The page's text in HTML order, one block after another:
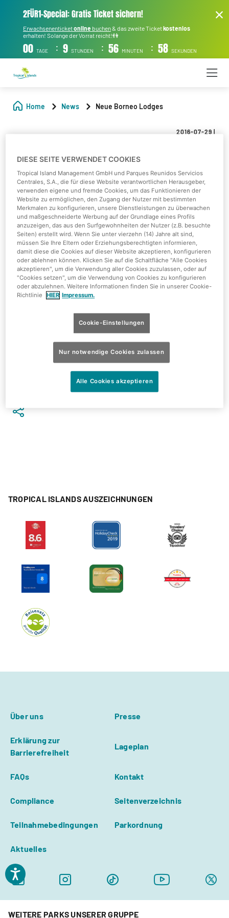
2FÜR1-Special: Gratis Ticket sichern!
Erwachsenenticketonline buchen& das zweite Ticketkostenlos
erhalten! Solange der Vorrat reicht!👫
00 TAGE : 9 STUNDEN : 56 MINUTEN : 58 SEKUNDEN
Home News Neue Borneo Lodges
2016-07-29
Neue Borneo Lodges
Den Beitrag teilen
Seit Juli haben wir unsere neuen Borneo Lodges für die
Vermietung freigegeben!
Sie erweitern unsere Kapazitäten in der Kategorie
"Premium Familienzimmer". Die erhöhte Lage durch die
Pfahlbauart eröffnet eine sehr schöne Aussicht - z. B. auf
den Pasar Foodmarket - so dass Sie als
Übernachtungsgast über dem Geschehen thronen.
TROPICAL ISLANDS AUSZEICHNUNGEN
Über uns Presse
Erklärung zur
Barrierefreiheit
Lageplan
FAQs Kontakt
Compliance Seitenverzeichnis
Teilnahmebedingungen Parkordnung
Aktuelles
WEITERE PARKS UNSERER GRUPPE
DIESE SEITE VERWENDET COOKIES
Tropical Island Management GmbH und Parques Reunidos Servicios
Centrales, S.A., die für diese Website verantwortlichen Herausgeber,
verwenden eigene und fremde Cookies, um das Funktionieren der
Website zu ermöglichen, den Zugang der Nutzer mit bestimmten
Merkmalen zu konfigurieren, unsere Dienstleistungen zu überwachen
und maßgeschneiderte Werbung auf der Grundlage eines Profils
anzuzeigen, das aus den Surfgewohnheiten der Nutzer (z.B. besuchte
Seiten) erstellt wird. Wenn Sie unter vierzehn (14) Jahre alt sind,
müssen Sie Ihre Eltern oder Erziehungsberechtigten informieren,
damit diese die Cookies auf dieser Website akzeptieren, konfigurieren
oder ablehnen können. Klicken Sie auf die Schaltfläche "Alle Cookies
akzeptieren", um die Verwendung aller Cookies zuzulassen, oder auf
"Cookies setzen", um die Verwendung von Cookies zu konfigurieren
oder abzulehnen. Weitere Informationen finden Sie in unserer Cookie-
Richtlinie
HIER Impressum.
Cookie-Einstellungen
Nur notwendige Cookies zulassen
Alle Cookies akzeptieren